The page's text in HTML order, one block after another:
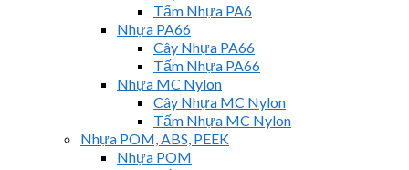
Tấm Nhựa PA6
Nhựa PA66
Cây Nhựa PA66
Tấm Nhựa PA66
Nhựa MC Nylon
Cây Nhựa MC Nylon
Tấm Nhựa MC Nylon
Nhựa POM, ABS, PEEK
Nhựa POM